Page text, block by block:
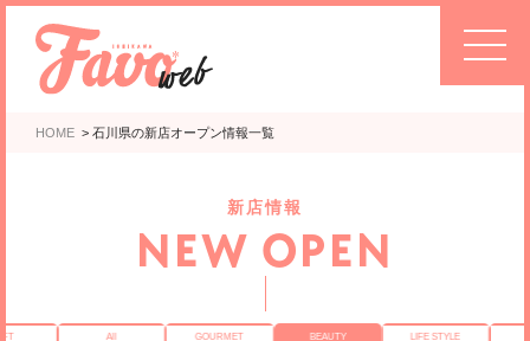
HOME > 石川県の新店オープン情報一覧
新店情報
NEW OPEN